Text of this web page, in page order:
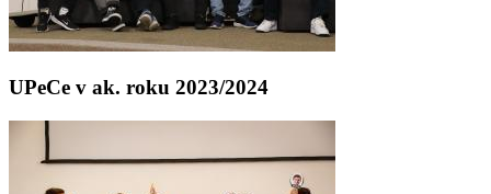
UPeCe v ak. roku 2023/2024